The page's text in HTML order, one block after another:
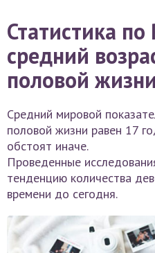
Статистика по
средний
половой жизни
Средний мировой
половой жизни равен 17
обстоят иначе.
Проведенные
тенденцию количества
времени до сегодня.